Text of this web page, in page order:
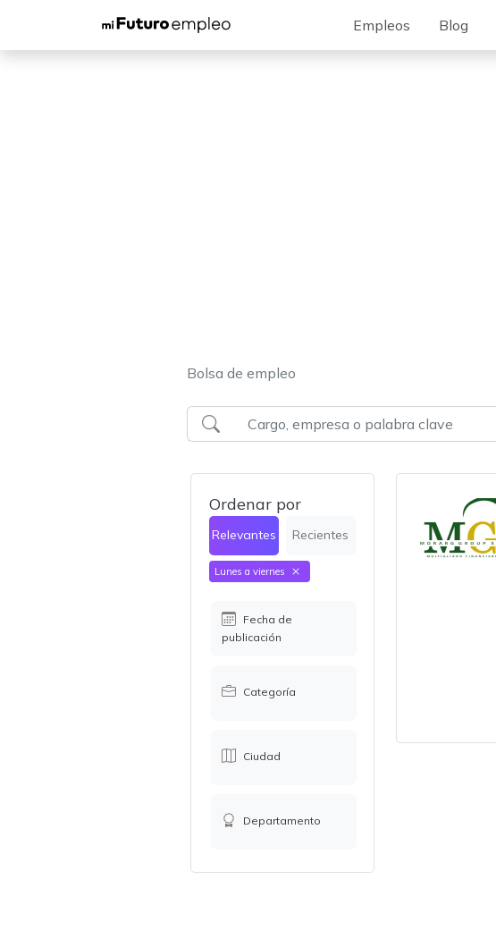
Empleos Blog
Bolsa de empleo
Ordenar por
Relevantes Recientes
Lunes a viernes
Fecha de
publicación
Categoría
Ciudad
Departamento